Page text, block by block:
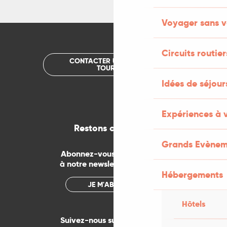
Voyager sans
Circuits
Idées de
Expériences à
Grands
Hébergements
Hôtels
CONTACTER UN OFFICE DE
TOURISME
Restons connectés
Abonnez-vous gratuitement
à notre newsletter mensuelle
JE M'ABONNE
Suivez-nous sur les réseaux !